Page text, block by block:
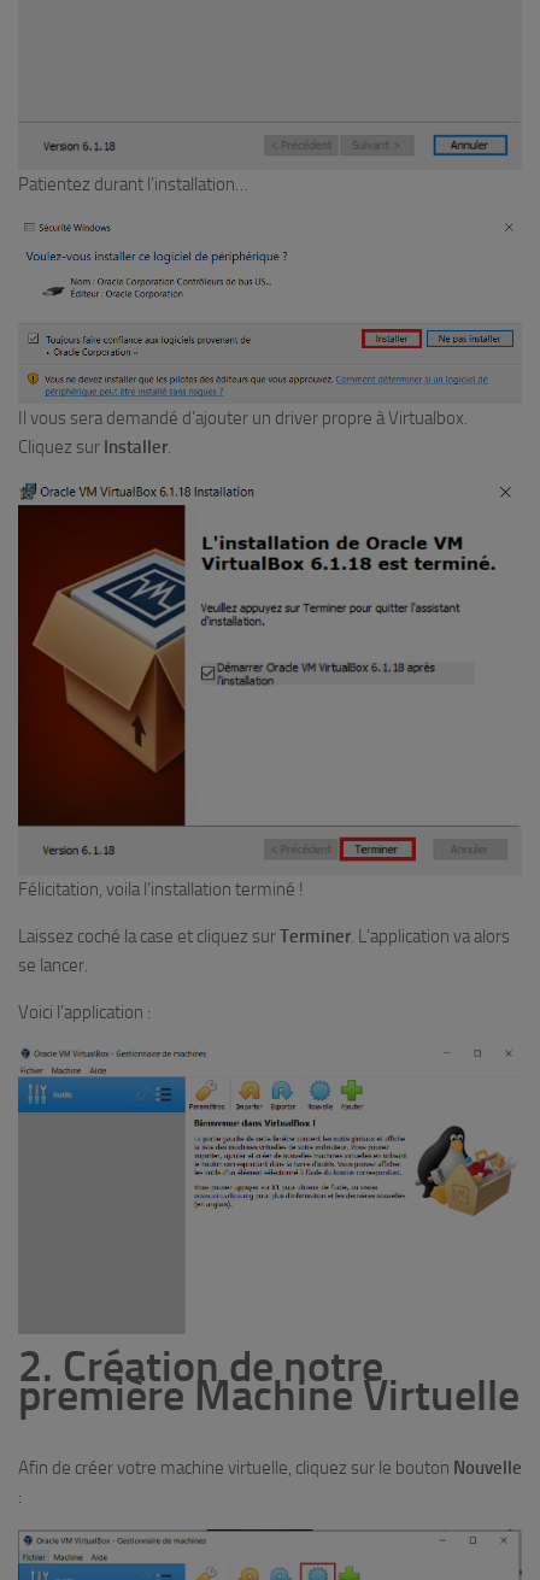
Patientez durant l’installation…
Il vous sera demandé d’ajouter un driver propre à Virtualbox.
Cliquez sur Installer.
Félicitation, voila l’installation terminé !
Laissez coché la case et cliquez surTerminer. L’application va alors
se lancer.
Voici l’application :
2. Création de notre
première Machine Virtuelle
Afin de créer votre machine virtuelle, cliquez sur le bouton Nouvelle
: